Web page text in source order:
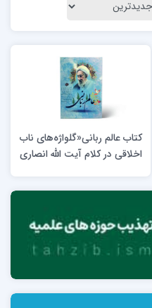
کتاب عالم ربانی«گل­واژه‌­های ناب
اخلاقی در کلام آیت الله انصاری